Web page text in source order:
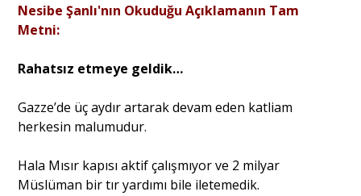
Nesibe Şanlı'nın Okuduğu Açıklamanın Tam
Metni:
Rahatsız etmeye geldik…
Gazze’de üç aydır artarak devam eden katliam
herkesin malumudur.
Hala Mısır kapısı aktif çalışmıyor ve 2 milyar
Müslüman bir tır yardımı bile iletemedik.